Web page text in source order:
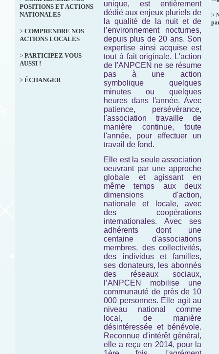
POSITIONS ET ACTIONS
NATIONALES
> COMPRENDRE NOS
ACTIONS LOCALES
> PARTICIPEZ VOUS
AUSSI !
> ÉCHANGER
unique, est entièrement
dédié aux enjeux pluriels de
la qualité de la nuit et de
l’environnement nocturnes,
depuis plus de 20 ans. Son
expertise ainsi acquise est
tout à fait originale. L'action
de l'ANPCEN ne se résume
pas à une action
symbolique quelques
minutes ou quelques
heures dans l'année. Avec
patience, persévérance,
l'association travaille de
manière continue, toute
l'année, pour effectuer un
travail de fond.
Elle est la seule association
oeuvrant par une approche
globale et agissant en
même temps aux deux
dimensions d'action,
nationale et locale, avec
des coopérations
internationales. Avec ses
adhérents dont une
centaine d'associations
membres, des collectivités,
des individus et familles,
ses donateurs, les abonnés
des réseaux sociaux,
l’ANPCEN mobilise une
communauté de près de 10
000 personnes. Elle agit au
niveau national comme
local, de manière
désintéressée et bénévole.
Reconnue d'intérêt général,
elle a reçu en 2014, pour la
>